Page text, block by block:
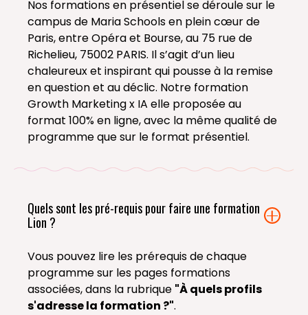
Nos formations en présentiel se déroule sur le
campus de Maria Schools en plein cœur de
Paris, entre Opéra et Bourse, au 75 rue de
Richelieu, 75002 PARIS. Il s’agit d’un lieu
chaleureux et inspirant qui pousse à la remise
en question et au déclic. Notre formation
Growth Marketing x IA elle proposée au
format 100% en ligne, avec la même qualité de
programme que sur le format présentiel.
Quels sont les pré-requis pour faire une formation
Lion ?
Vous pouvez lire les prérequis de chaque
programme sur les pages formations
associées, dans la rubrique "À quels profils
s'adresse la formation ?".